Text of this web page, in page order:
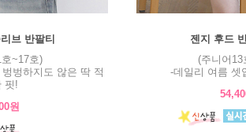
브 반팔티
~17호)
벙하지도 않은 딱 적
핏!
원
젠지 후드
(주니어13
-데일리 여름 셋